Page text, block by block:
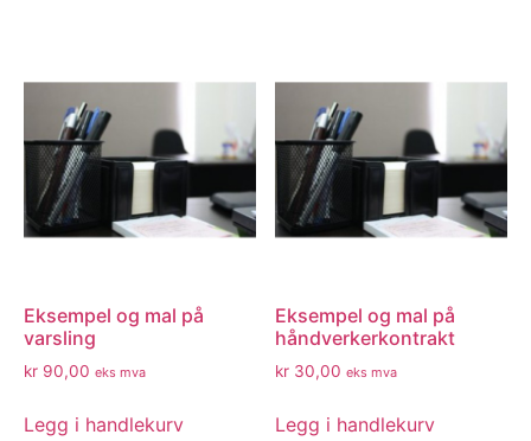
Eksempel og mal på
varsling
kr 90,00 eks mva
Legg i handlekurv
Eksempel og mal på
håndverkerkontrakt
kr 30,00 eks mva
Legg i handlekurv